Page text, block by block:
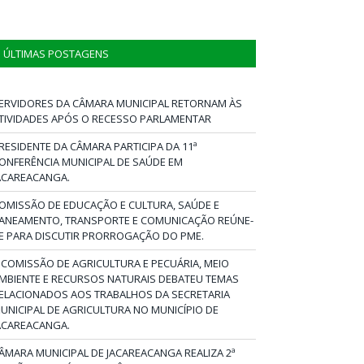
ÚLTIMAS POSTAGENS
DA CÂMARA MUNICIPAL RETORNAM ÀS
APÓS O RECESSO PARLAMENTAR
DA CÂMARA PARTICIPA DA 11ª
MUNICIPAL DE SAÚDE EM
DE EDUCAÇÃO E CULTURA, SAÚDE E
TRANSPORTE E COMUNICAÇÃO REÚNE-
PARA DISCUTIR PRORROGAÇÃO DO PME.
DE AGRICULTURA E PECUÁRIA, MEIO
E RECURSOS NATURAIS DEBATEU TEMAS
AOS TRABALHOS DA SECRETARIA
DE AGRICULTURA NO MUNICÍPIO DE
MUNICIPAL DE JACAREACANGA REALIZA 2ª